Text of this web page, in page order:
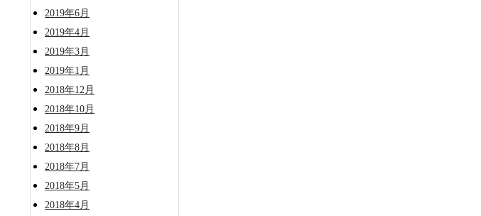
2019年6月
2019年4月
2019年3月
2019年1月
2018年12月
2018年10月
2018年9月
2018年8月
2018年7月
2018年5月
2018年4月